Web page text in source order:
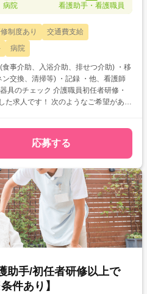
病院 看護助手・看護職員
制度あり
交通費支給
病院
事介助、入浴介助、排せつ介助) ・移
交換、清掃等) ・記録 ・他、看護師
護職員初任者研修・
ようなご希望がある
応募する
助手/初任者研修以上で
件あり】